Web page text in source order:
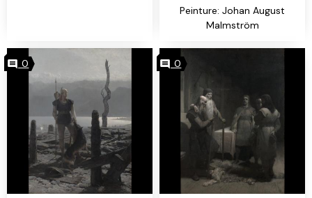
Peinture: Johan August
Malmström
0 0